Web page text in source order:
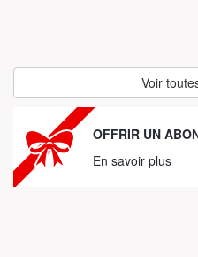
Voir
OFFRIR UN
En savoir plus